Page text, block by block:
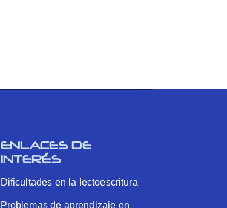
ENLACES DE
INTERÉS
Dificultades en la lectoescritura
Problemas de aprendizaje en